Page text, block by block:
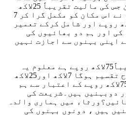
لاکھ روپے اور ایک مکان جس کی مالیت تقریباً 25لاکھ
روپے تھی چھوڑاپھر ہم نے اس مکان کو مکمل گرا کر 7
روپے کے ساتھ 30لاکھ روپے اور شامل کرکے تعمیر
اور ہم دو بھائیوں کی
اپنی بہنوں سے اجازت نہیں
اب اسکی مالیت اب تقریباً75لاکھ روپے ہے معلوم یہ
کرنا ہے کہ ترکہ کس طرح تقسیم ہوگا 7لاکھ اور25لاکھ
روپے کے اعتبارسے یا 75لاکھ روپے کے اعتبار سے ہم
دوبہنیں ہیں۔شریعت کی
میں ہماری والدہ
ہیں ، دونوں بہنوں کی